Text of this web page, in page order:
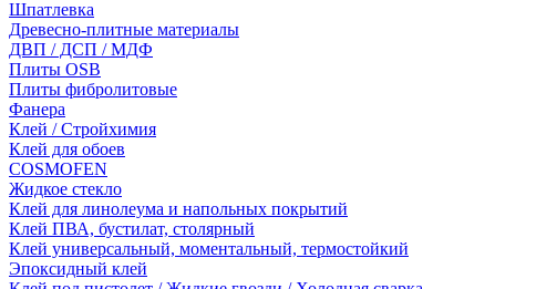
Шпатлевка
Древесно-плитные материалы
ДВП / ДСП / МДФ
Плиты OSB
Плиты фибролитовые
Фанера
Клей / Стройхимия
Клей для обоев
COSMOFEN
Жидкое стекло
Клей для линолеума и напольных покрытий
Клей ПВА, бустилат, столярный
Клей универсальный, моментальный, термостойкий
Эпоксидный клей